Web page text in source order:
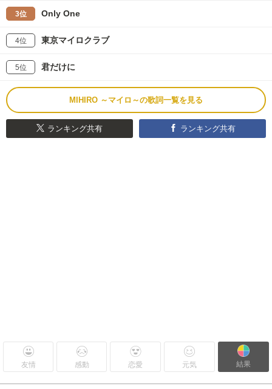
3位 Only One
4位 東京マイロクラブ
5位 君だけに
MIHIRO ～マイロ～の歌詞一覧を見る
ランキング共有 ランキング共有
友情 感動 恋愛 元気 結果